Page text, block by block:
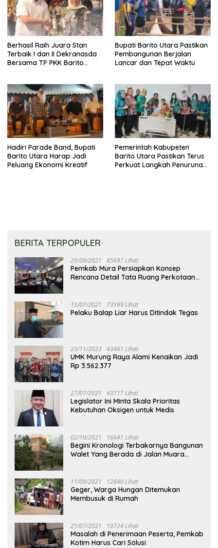
Berhasil Raih Juara Stan
Terbaik I dan II Dekranasda
Bersama TP PKK Barito
Bupati Barito Utara Pastikan
Pembangunan Berjalan
Lancar dan Tepat Waktu
Hadiri Parade Band, Bupati
Barito Utara Harap Jadi
Peluang Ekonomi Kreatif
Pemerintah Kabupeten
Barito Utara Pastikan Terus
Perkuat Langkah Penurunan
BERITA TERPOPULER
29/09/2021 85697 Lihat
Pemkab Mura Persiapkan Konsep
Rencana Detail Tata Ruang Perkotaan
15/07/2021 73199 Lihat
Pelaku Balap Liar Harus Ditindak Tegas
23/11/2023 43461 Lihat
UMK Murung Raya Alami Kenaikan Jadi
Rp 3.562.377
27/07/2021 43117 Lihat
Legislator Ini Minta Skala Prioritas
Kebutuhan Oksigen untuk Medis
02/10/2021 16641 Lihat
Begini Kronologi Terbakarnya Bangunan
Walet Yang Berada di Jalan Muara
11/09/2021 12840 Lihat
Geger, Warga Hungan Ditemukan
Membusuk di Rumah
21/07/2021 10724 Lihat
Masalah di Penerimaan Peserta, Pemkab
Kotim Harus Cari Solusi